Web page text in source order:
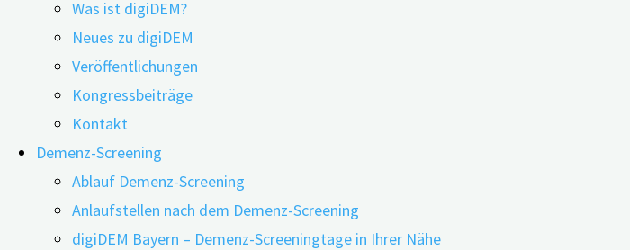
springen Was ist digiDEM?
Neues zu digiDEM
Veröffentlichungen
Kongressbeiträge
Kontakt
Demenz-Screening
Ablauf Demenz-Screening
Anlaufstellen nach dem Demenz-Screening
digiDEM Bayern – Demenz-Screeningtage in Ihrer Nähe
Schlagwort:Pflegebedarf
Wie „DEMAND“ passgenau die Demenzversorgung stärkt
09.05.202324.06.2026